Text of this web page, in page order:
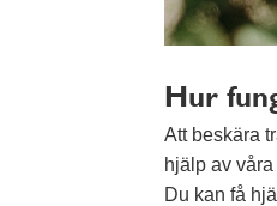
Hur
Att beskära
hjälp av
Du kan få